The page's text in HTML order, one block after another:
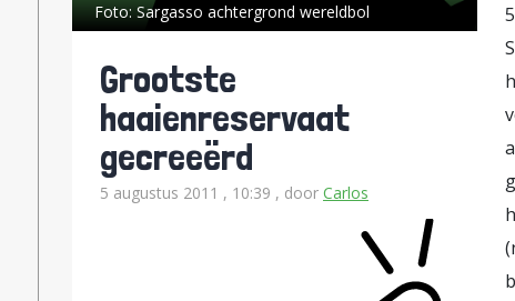
Foto:Sargasso achtergrond wereldbol
Grootste
haaienreservaat
gecreeërd
5 augustus 2011 , 10:39 , door Carlos